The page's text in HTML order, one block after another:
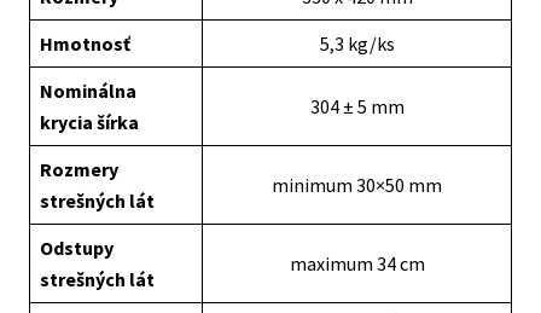
Hmotnosť
5,3 kg/ks
Nominálna
krycia šírka
304 ± 5 mm
Rozmery
strešných lát
minimum 30×50 mm
Odstupy
strešných lát
maximum 34 cm